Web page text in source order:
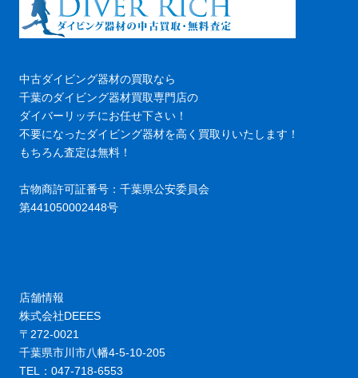
中古ダイビング器材の買取なら
千葉のダイビング器材買取専門店の
ダイバーリッチにお任せ下さい！
不要になったダイビング器材を高く買取りいたします！
もちろん査定は無料！
古物商許可証番号：千葉県公安委員会
第441050002448号
店舗情報
株式会社DEEES
〒272-0021
千葉県市川市八幡4-5-10-205
TEL：047-718-6553